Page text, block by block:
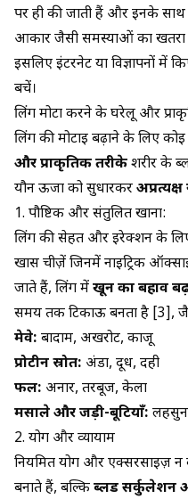
पर ही की जाती हैं और इनके
आकार जैसी समस्याओं का खतरा
इसलिए इंटरनेट या विज्ञापनों में
बचें।
लिंग मोटा करने के घरेलू और
लिंग की मोटाई बढ़ाने के लिए
और प्राकृतिक तरीकेशरीर के
यौन ऊर्जा को सुधारकर
1. पौष्टिक और संतुलित खाना:
लिंग की सेहत और इरेक्शन के
खास चीज़ें जिनमें नाइट्रिक
जाते हैं, लिंग मेंखून का बहाव
समय तक टिकाऊ बनता है [3],
मेवे: बादाम, अखरोट, काजू
प्रोटीन स्रोत: अंडा, दूध, दही
फल: अनार, तरबूज, केला
मसाले और जड़ी-बूटियाँ:
2. योग और व्यायाम
नियमित योग और एक्सरसाइज़
बनाते हैं, बल्किब्लड सर्कुलेशन